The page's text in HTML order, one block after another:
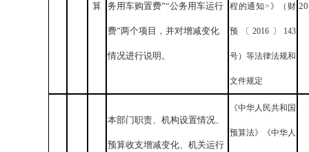
算 务用车购置费”“公务用车运行
费”两个项目，并对增减变化
情况进行说明。
程的通知>》（财
预〔2016〕143
号）等法律法规和
文件规定
本部门职责、机构设置情况、
预算收支增减变化、机关运行
《中华人民共和国
预算法》《中华人